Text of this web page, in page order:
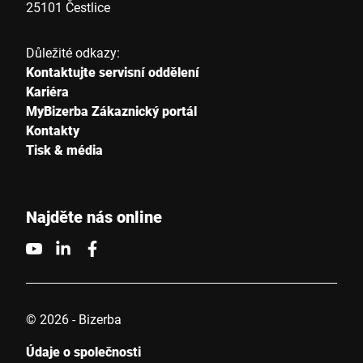
25101 Čestlice
Důležité odkazy:
Kontaktujte servisní oddělení
Kariéra
MyBizerba Zákaznický portál
Kontakty
Tisk & média
Najděte nás online
© 2026 - Bizerba
Údaje o společnosti